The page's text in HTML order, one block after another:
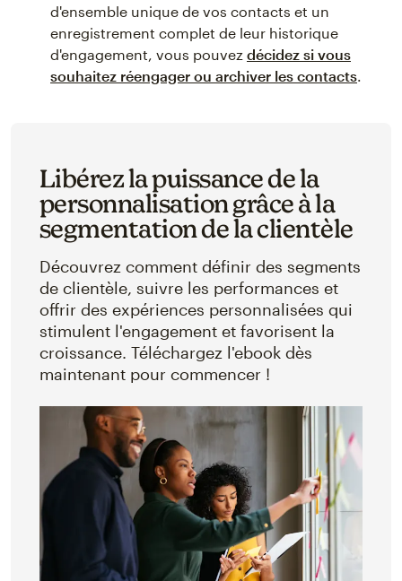
d'ensemble unique de vos contacts et un
enregistrement complet de leur historique
d'engagement, vous pouvez décidez si vous
souhaitez réengager ou archiver les contacts.
Libérez la puissance de la
personnalisation grâce à la
segmentation de la clientèle
Découvrez comment définir des segments
de clientèle, suivre les performances et
offrir des expériences personnalisées qui
stimulent l'engagement et favorisent la
croissance. Téléchargez l'ebook dès
maintenant pour commencer !